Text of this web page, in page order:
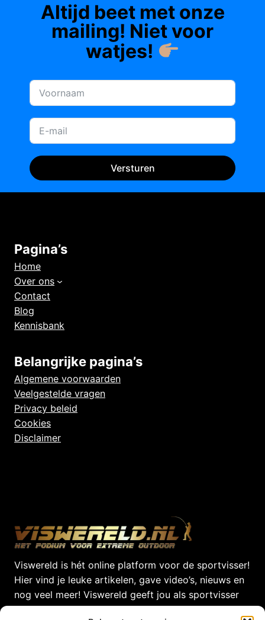
VERWENDE
ROOFVISSER:
SKEATER
KOMT
Altijd beet met onze
mailing! Niet voor
watjes!
Versturen
Pagina’s
Home
Over ons
Contact
Blog
Kennisbank
Belangrijke pagina’s
Algemene voorwaarden
Veelgestelde vragen
Privacy beleid
Cookies
Disclaimer
Viswereld is hét online platform voor de sportvisser!
Hier vind je leuke artikelen, gave video’s, nieuws en
nog veel meer! Viswereld geeft jou als sportvisser
dagelijks het laatste nieuws uit de Viswereld!